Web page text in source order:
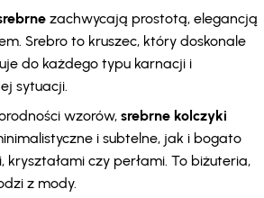
zachwycają prostotą, elegancją
Srebro to kruszec, który doskonale
do każdego typu karnacji i
sytuacji.
wzorów, srebrne kolczyki
i subtelne, jak i bogato
kryształami czy perłami. To biżuteria,
z mody.